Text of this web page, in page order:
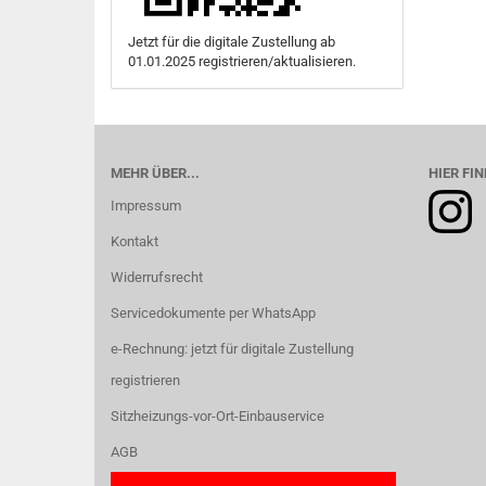
Jetzt für die digitale Zustellung ab
01.01.2025 registrieren/aktualisieren.
MEHR ÜBER...
Impressum
Kontakt
Widerrufsrecht
Servicedokumente per WhatsApp
e-Rechnung: jetzt für digitale Zustellung
registrieren
Sitzheizungs-vor-Ort-Einbauservice
AGB
HIER